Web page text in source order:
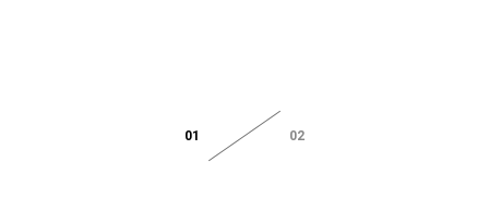
01 02